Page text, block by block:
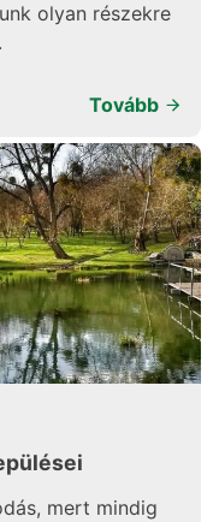
olyan részekre
Tovább
mert mindig